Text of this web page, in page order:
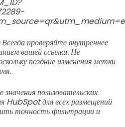
Всегда проверяйте внутреннее
вашей ссылки. Не
поздние изменения метки
пользовательских
HubSpot для всех размещений
точность фильтрации и